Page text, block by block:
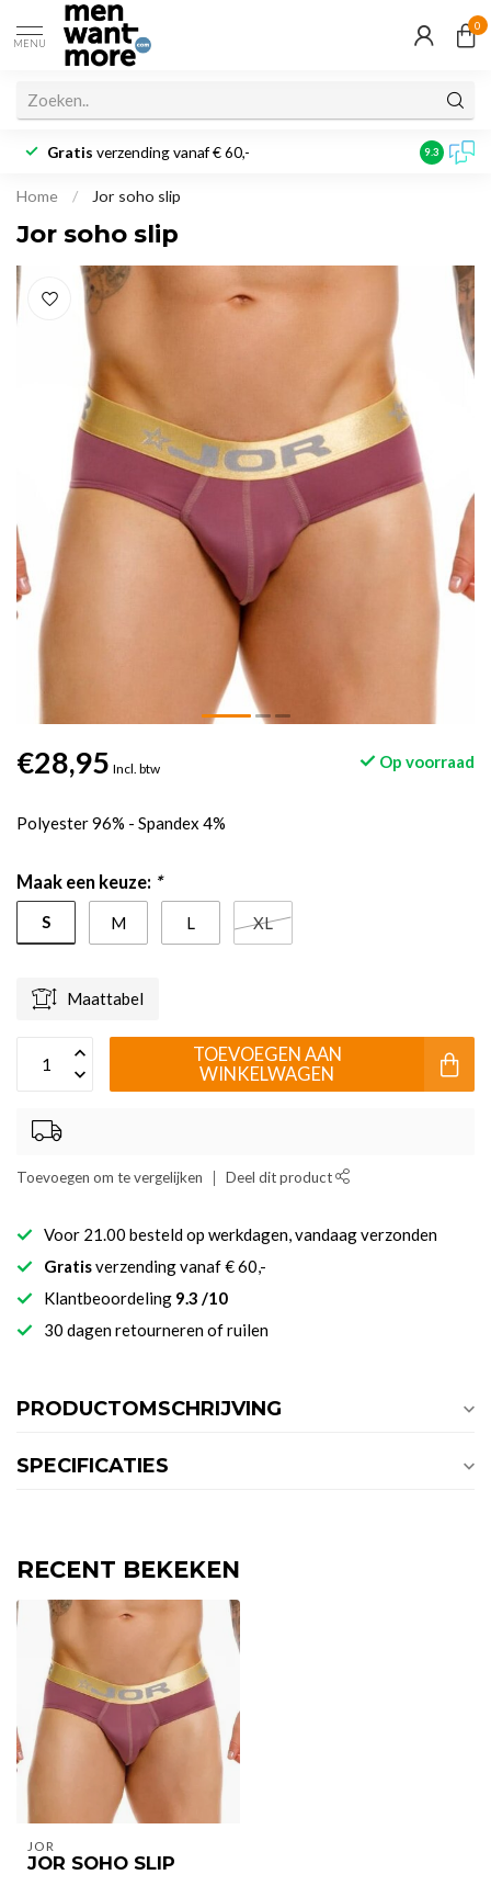
MENU
0
Gratis verzending vanaf € 60,- 9.3
Home / Jor soho slip
Jor soho slip
€28,95 Incl. btw Op voorraad
Polyester 96% - Spandex 4%
Maak een keuze: *
S M L XL
Maattabel
TOEVOEGEN AAN
WINKELWAGEN
Toevoegen om te vergelijken Deel dit product
Voor 21.00 besteld op werkdagen, vandaag verzonden
Gratisverzending vanaf € 60,-
Klantbeoordeling 9.3 /10
30 dagen retourneren of ruilen
PRODUCTOMSCHRIJVING
SPECIFICATIES
RECENT BEKEKEN
JOR
JOR SOHO SLIP